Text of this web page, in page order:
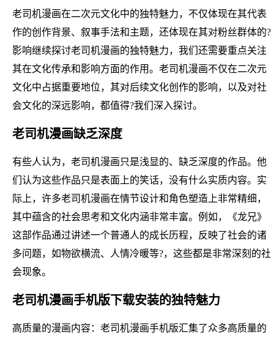
老司机漫画在二次元文化中的独特魅力，不仅体现在其代表
作的创作背景、叙事手法和主题，还体现在其对粉丝群体的?
影响继续探讨老司机漫画的独特魅力，我们还需要重点关注
其在文化传承和影响方面的作用。老司机漫画不仅在二次元
文化中占据重要地位，其对后续文化创作的影响，以及对社
会文化的深远影响，都值得?我们深入探讨。
老司机漫画缺乏深度
有些人认为，老司机漫画只是浅显的、缺乏深度的作品。他
们认为这些作品只是表面上的笑话，没有什么实质内容。实
际上，许多老司机漫画在情节设计和角色塑造上非常精细，
其中蕴含的社会思考和文化内涵非常丰富。例如，《龙兄》
这部作品通过讲述一个普通人的成长历程，反映了社会的诸
多问题，如物欲横流、人情冷暖等?，这些都是非常深刻的社
会现象。
老司机漫画手机版下载安装的独特魅力
高质量的漫画内容：老司机漫画手机版汇集了众多高质量的